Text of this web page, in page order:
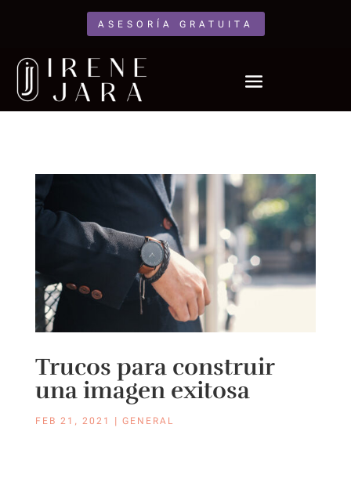
ASESORÍA GRATUITA
Trucos para construir
una imagen exitosa
FEB 21, 2021 | GENERAL